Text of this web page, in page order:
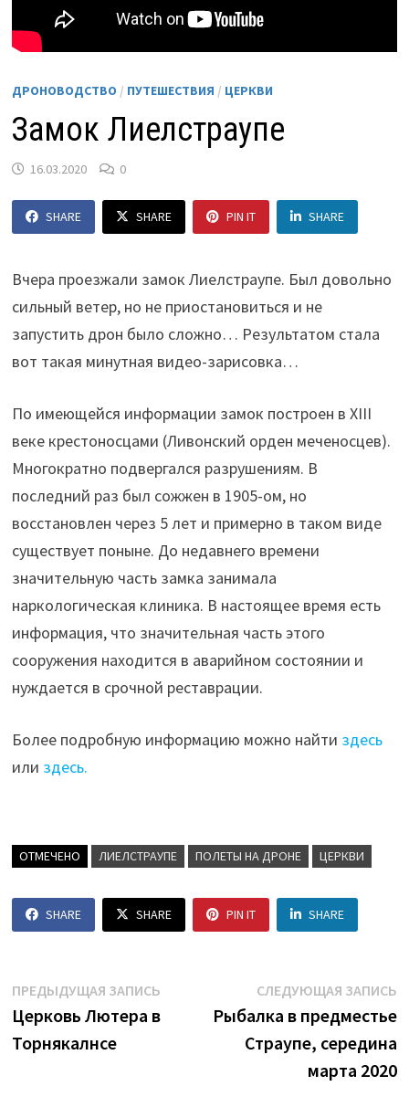
ДРОНОВОДСТВО / ПУТЕШЕСТВИЯ / ЦЕРКВИ
Замок Лиелстраупе
16.03.2020 0
SHARE SHARE PIN IT SHARE
Вчера проезжали замок Лиелстраупе. Был довольно
сильный ветер, но не приостановиться и не
запустить дрон было сложно… Результатом стала
вот такая минутная видео-зарисовка…
По имеющейся информации замок построен в XIII
веке крестоносцами (Ливонский орден меченосцев).
Многократно подвергался разрушениям. В
последний раз был сожжен в 1905-ом, но
восстановлен через 5 лет и примерно в таком виде
существует поныне. До недавнего времени
значительную часть замка занимала
наркологическая клиника. В настоящее время есть
информация, что значительная часть этого
сооружения находится в аварийном состоянии и
нуждается в срочной реставрации.
Более подробную информацию можно найти здесь
или здесь.
ОТМЕЧЕНО ЛИЕЛСТРАУПЕ ПОЛЕТЫ НА ДРОНЕ ЦЕРКВИ
SHARE SHARE PIN IT SHARE
Навигация
по
записям
ПРЕДЫДУЩАЯ ЗАПИСЬПредыдущая
запись:
Церковь Лютера в
Торнякалнсе
СЛЕДУЮЩАЯ ЗАПИСЬ
Рыбалка в предместье
Страупе, середина
марта 2020